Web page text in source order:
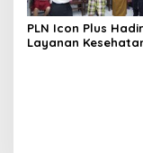
PLN Icon Plus
Layanan